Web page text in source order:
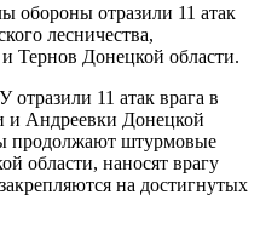
обороны отразили 11 атак
лесничества,
Тернов Донецкой области.
11 атак врага в
и Андреевки Донецкой
продолжают штурмовые
области, наносят врагу
на достигнутых